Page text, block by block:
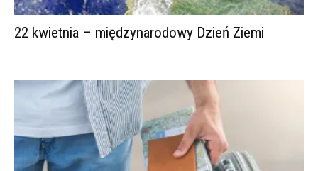
22 kwietnia – międzynarodowy Dzień Ziemi